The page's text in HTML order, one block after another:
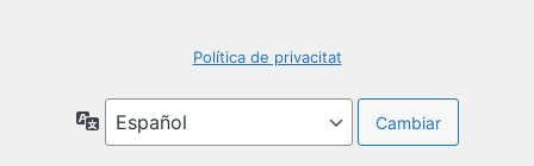
Política de privacitat
Idioma